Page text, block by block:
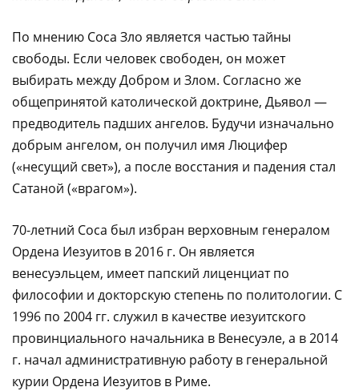
По мнению Соса Зло является частью тайны
свободы. Если человек свободен, он может
выбирать между Добром и Злом. Согласно же
общепринятой католической доктрине, Дьявол —
предводитель падших ангелов. Будучи изначально
добрым ангелом, он получил имя Люцифер
(«несущий свет»), а после восстания и падения стал
Сатаной («врагом»).
70-летний Соса был избран верховным генералом
Ордена Иезуитов в 2016 г. Он является
венесуэльцем, имеет папский лиценциат по
философии и докторскую степень по политологии. С
1996 по 2004 гг. служил в качестве иезуитского
провинциального начальника в Венесуэле, а в 2014
г. начал административную работу в генеральной
курии Ордена Иезуитов в Риме.